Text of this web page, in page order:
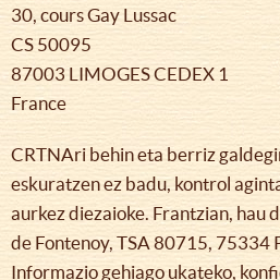
30, cours Gay Lussac
CS 50095
87003 LIMOGES CEDEX 1
France
CRTNAri behin eta berriz
eskuratzen ez badu, kontrol
aurkez diezaioke. Frantzian, hau
de Fontenoy, TSA 80715, 75334
Informazio gehiago ukateko,